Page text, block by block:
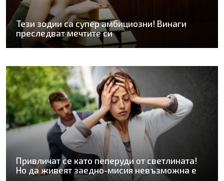
Тези зодии са супер амбициозни! Винаги
преследват мечтите си
Привличат се като пеперуди от светлината!
Но да живеят заедно-мисия невъзможна е